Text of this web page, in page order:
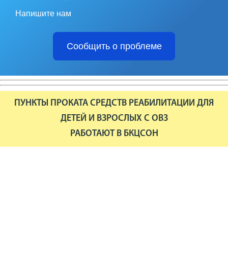
Напишите нам
Сообщить о проблеме
ПУНКТЫ ПРОКАТА СРЕДСТВ РЕАБИЛИТАЦИИ ДЛЯ
ДЕТЕЙ И ВЗРОСЛЫХ С ОВЗ
РАБОТАЮТ В БКЦСОН